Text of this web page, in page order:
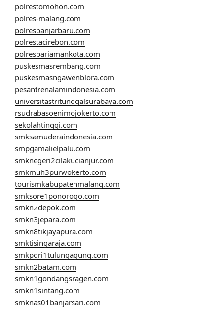
polrestomohon.com
polres-malang.com
polresbanjarbaru.com
polrestacirebon.com
polrespariamankota.com
puskesmasrembang.com
puskesmasngawenblora.com
pesantrenalamindonesia.com
universitastritunggalsurabaya.com
rsudrabasoenimojokerto.com
sekolahtinggi.com
smksamuderaindonesia.com
smpgamalielpalu.com
smknegeri2cilakucianjur.com
smkmuh3purwokerto.com
tourismkabupatenmalang.com
smksore1ponorogo.com
smkn2depok.com
smkn3jepara.com
smkn8tikjayapura.com
smktisingaraja.com
smkpgri1tulungagung.com
smkn2batam.com
smkn1gondangsragen.com
smkn1sintang.com
smknas01banjarsari.com